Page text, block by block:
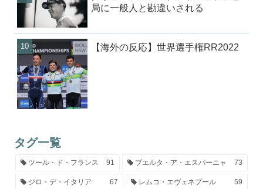
局に一般人と勘違いされる
【海外の反応】世界選手権RR2022
タグ一覧
ツール・ド・フランス 91 ブエルタ・ア・エスパーニャ 73
ジロ・デ・イタリア 67 レムコ・エヴェネプール 59